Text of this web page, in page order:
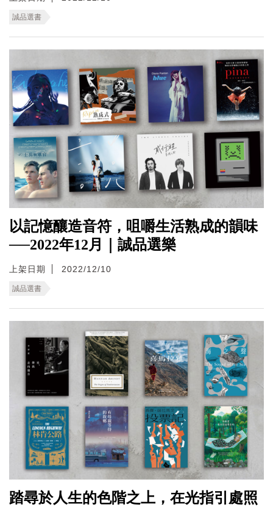
誠品選書
以記憶釀造音符，咀嚼生活熟成的韻味
──2022年12月｜誠品選樂
上架日期 2022/12/10
誠品選書
踏尋於人生的色階之上，在光指引處照